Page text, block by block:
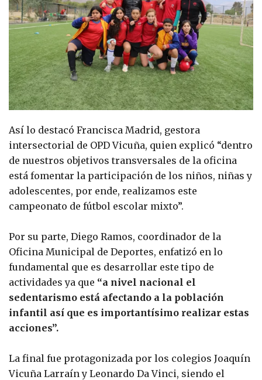
Así lo destacó Francisca Madrid, gestora
intersectorial de OPD Vicuña, quien explicó “dentro
de nuestros objetivos transversales de la oficina
está fomentar la participación de los niños, niñas y
adolescentes, por ende, realizamos este
campeonato de fútbol escolar mixto”.
Por su parte, Diego Ramos, coordinador de la
Oficina Municipal de Deportes, enfatizó en lo
fundamental que es desarrollar este tipo de
actividades ya que “a nivel nacional el
sedentarismo está afectando a la población
infantil así que es importantísimo realizar estas
acciones”.
La final fue protagonizada por los colegios Joaquín
Vicuña Larraín y Leonardo Da Vinci, siendo el